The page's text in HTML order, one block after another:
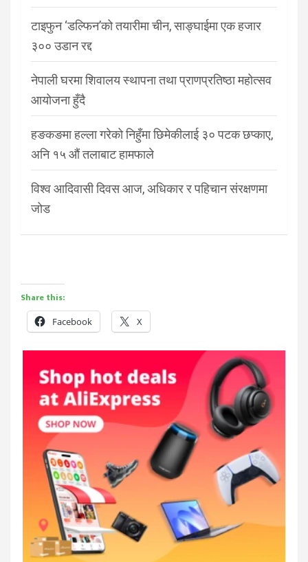
टाइफुन ‘डल्फिन’को तयारीमा चीन, साङ्घाईमा एक हजार
३०० उडान रद्द
नेपाली घरमा शिवालय स्थापना तथा प्राणप्रतिष्ठा महोत्सव
आयोजना हुँदै
हङकङमा हल्ला गरेको निहुँमा छिमेकीलाई ३० पटक छप्काए,
अनि १५ औं तलाबाट हामफाले
विश्व आदिवासी दिवस आज, अधिकार र पहिचान संरक्षणमा
जोड
Share this:
Facebook X